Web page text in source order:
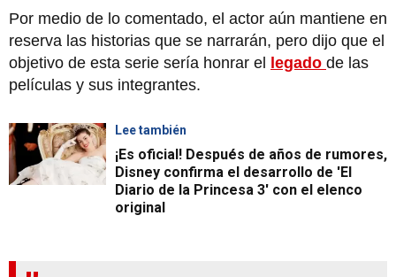
Por medio de lo comentado, el actor aún mantiene en
reserva las historias que se narrarán, pero dijo que el
objetivo de esta serie sería honrar el legado de las
películas y sus integrantes.
Lee también
¡Es oficial! Después de años de rumores,
Disney confirma el desarrollo de 'El
Diario de la Princesa 3' con el elenco
original